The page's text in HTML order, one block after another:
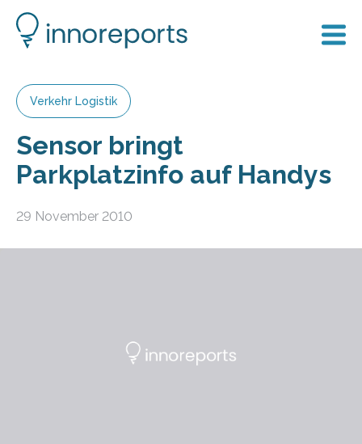
Verkehr Logistik
Sensor bringt
Parkplatzinfo auf Handys
29 November 2010